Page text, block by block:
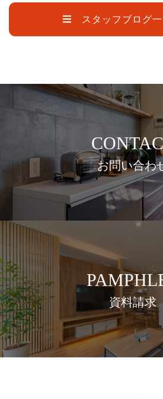
スタッフブログ一
お問い合わ
資料請求